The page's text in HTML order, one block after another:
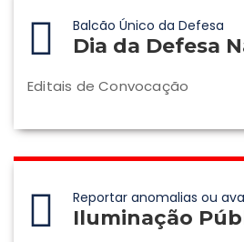
Balcão Único da Defesa
Dia da Defesa
Editais de Convocação
Reportar anomalias ou
Iluminação